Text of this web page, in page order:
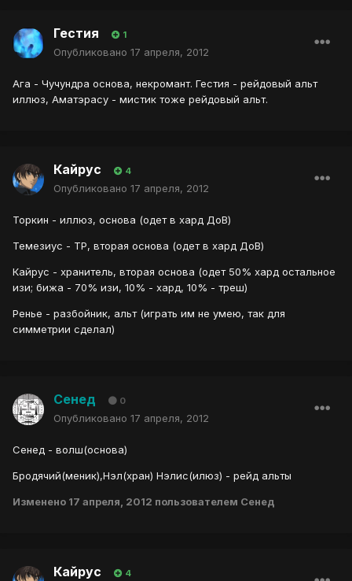
Гестия 1
Опубликовано 17 апреля, 2012
Ага - Чучундра основа, некромант. Гестия - рейдовый альт
иллюз, Аматэрасу - мистик тоже рейдовый альт.
Кайрус 4
Опубликовано 17 апреля, 2012
Торкин - иллюз, основа (одет в хард ДоВ)
Темезиус - ТР, вторая основа (одет в хард ДоВ)
Кайрус - хранитель, вторая основа (одет 50% хард остальное
изи; бижа - 70% изи, 10% - хард, 10% - треш)
Ренье - разбойник, альт (играть им не умею, так для
симметрии сделал)
Сенед 0
Опубликовано 17 апреля, 2012
Сенед - волш(основа)
Бродячий(меник),Нэл(хран) Нэлис(илюз) - рейд альты
Изменено 17 апреля, 2012 пользователем Сенед
Кайрус 4